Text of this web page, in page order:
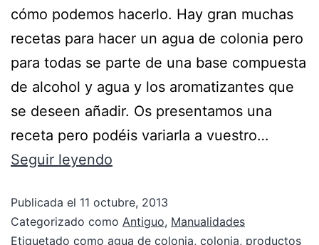
cómo podemos hacerlo. Hay gran muchas
recetas para hacer un agua de colonia pero
para todas se parte de una base compuesta
de alcohol y agua y los aromatizantes que
se deseen añadir. Os presentamos una
receta pero podéis variarla a vuestro…
Seguir leyendo
Publicada el 11 octubre, 2013
Categorizado como Antiguo, Manualidades
Etiquetado como agua de colonia, colonia, productos